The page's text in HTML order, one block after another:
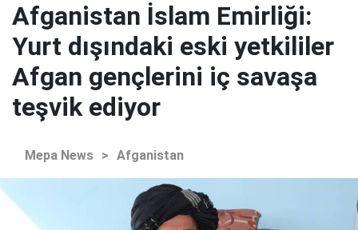
Afganistan İslam Emirliği:
Yurt dışındaki eski yetkililer
Afgan gençlerini iç savaşa
teşvik ediyor
Mepa News > Afganistan